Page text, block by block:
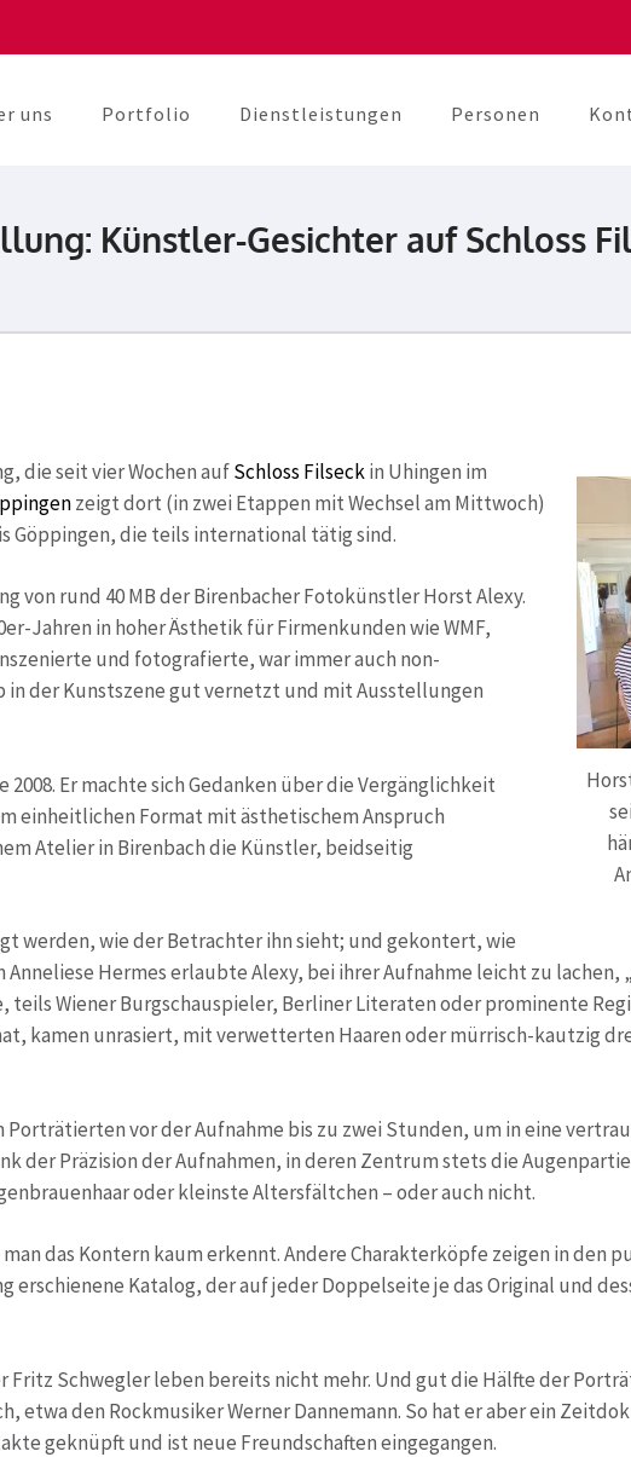
uns Portfolio Dienstleistungen Personen
Künstler-Gesichter auf Schloss
die seit vier Wochen aufSchloss Filseckin Uhingen im
zeigt dort (in zwei Etappen mit Wechsel am Mittwoch)
Göppingen, die teils international tätig sind.
von rund 40 MB der Birenbacher Fotokünstler Horst Alexy.
Jahren in hoher Ästhetik für Firmenkunden wie WMF,
und fotografierte, war immer auch non-
der Kunstszene gut vernetzt und mit Ausstellungen
2008. Er machte sich Gedanken über die Vergänglichkeit
einheitlichen Format mit ästhetischem Anspruch
Atelier in Birenbach die Künstler, beidseitig
werden, wie der Betrachter ihn sieht; und gekontert, wie
Hermes erlaubte Alexy, bei ihrer Aufnahme leicht zu lachen,
teils Wiener Burgschauspieler, Berliner Literaten oder prominente
kamen unrasiert, mit verwetterten Haaren oder mürrisch-kautzig
vor der Aufnahme bis zu zwei Stunden, um in eine
der Präzision der Aufnahmen, in deren Zentrum stets die
oder kleinste Altersfältchen – oder auch nicht.
man das Kontern kaum erkennt. Andere Charakterköpfe zeigen in den
Katalog, der auf jeder Doppelseite je das Original und
Fritz Schwegler leben bereits nicht mehr. Und gut die Hälfte der
etwa den Rockmusiker Werner Dannemann. So hat er aber ein
geknüpft und ist neue Freundschaften eingegangen.